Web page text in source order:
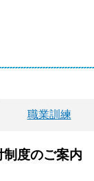
職業訓練
度のご案内